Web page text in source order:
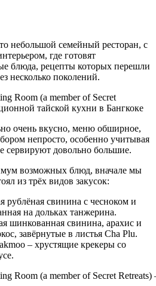
небольшой семейный ресторан, с
где готовят
блюда, рецепты которых перешли
несколько поколений.
очень вкусно, меню обширное,
непросто, особенно учитывая
сервируют довольно большие.
возможных блюд, вначале мы
из трёх видов закусок:
рублёная свинина с чесноком и
на дольках танжерина.
шинкованная свинина, арахис и
завёрнутые в листья Cha Plu.
– хрустящие крекеры со